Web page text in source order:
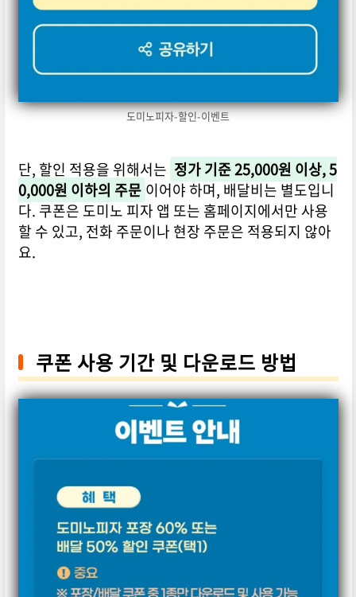
도미노피자-할인-이벤트
단, 할인 적용을 위해서는 정가 기준 25,000원 이상, 5
0,000원 이하의 주문 이어야 하며, 배달비는 별도입니
다. 쿠폰은 도미노 피자 앱 또는 홈페이지에서만 사용
할 수 있고, 전화 주문이나 현장 주문은 적용되지 않아
요.
쿠폰 사용 기간 및 다운로드 방법